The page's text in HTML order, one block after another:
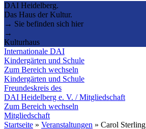
DAI Heidelberg.
Das Haus der Kultur.
→ Sie befinden sich hier
→
Kulturhaus
Internationale DAI
Kindergärten und Schule
Zum Bereich wechseln
Kindergärten und Schule
Freundeskreis des
DAI Heidelberg e. V. / Mitgliedschaft
Zum Bereich wechseln
Mitgliedschaft
Startseite » Veranstaltungen » Carol Sterling